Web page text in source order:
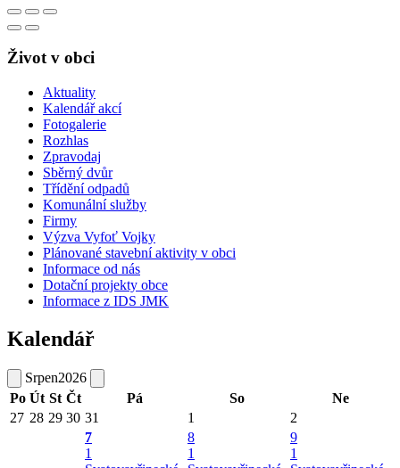
Život v obci
Aktuality
Kalendář akcí
Fotogalerie
Rozhlas
Zpravodaj
Sběrný dvůr
Třídění odpadů
Komunální služby
Firmy
Výzva Vyfoť Vojky
Plánované stavební aktivity v obci
Informace od nás
Dotační projekty obce
Informace z IDS JMK
Kalendář
Srpen2026
Po Út St Čt Pá So
Ne
27 28 29 30 31 1
2
7
1
8
1
9
1